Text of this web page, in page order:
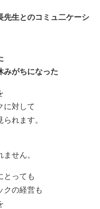
先生とのコミュ二ケーシ
みがちになった
に対して
れます。
せん。
とっても
クの経営も